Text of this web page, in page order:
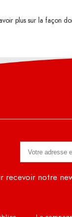
plus sur la façon
recevoir notre